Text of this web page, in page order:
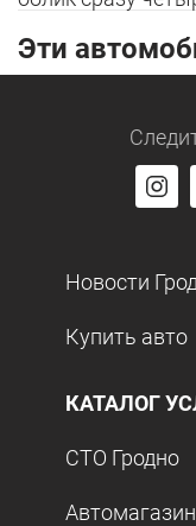
Эти
Новости
Купить авто
КАТАЛОГ
СТО Гродно